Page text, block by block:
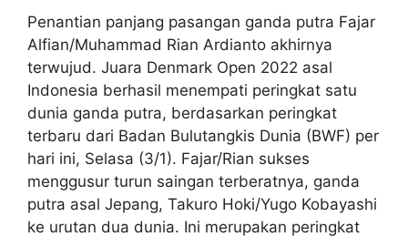
Penantian panjang pasangan ganda putra Fajar
Alfian/Muhammad Rian Ardianto akhirnya
terwujud. Juara Denmark Open 2022 asal
Indonesia berhasil menempati peringkat satu
dunia ganda putra, berdasarkan peringkat
terbaru dari Badan Bulutangkis Dunia (BWF) per
hari ini, Selasa (3/1). Fajar/Rian sukses
menggusur turun saingan terberatnya, ganda
putra asal Jepang, Takuro Hoki/Yugo Kobayashi
ke urutan dua dunia. Ini merupakan peringkat